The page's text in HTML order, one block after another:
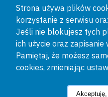
Strona używa plików
korzystanie z serwisu
Jeśli nie blokujesz tych
ich użycie oraz zapisanie
Pamiętaj, że możesz
cookies, zmieniając